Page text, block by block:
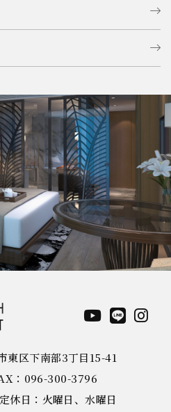
東区下南部3丁目15-41
：096-300-3796
休日：火曜日、水曜日